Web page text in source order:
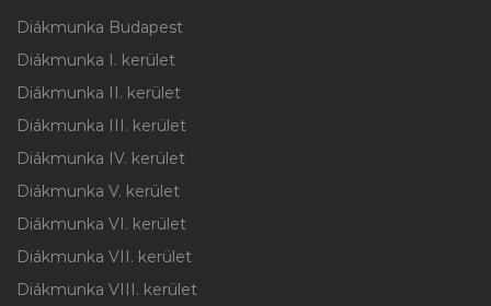
Diákmunka Budapest
Diákmunka I. kerület
Diákmunka II. kerület
Diákmunka III. kerület
Diákmunka IV. kerület
Diákmunka V. kerület
Diákmunka VI. kerület
Diákmunka VII. kerület
Diákmunka VIII. kerület